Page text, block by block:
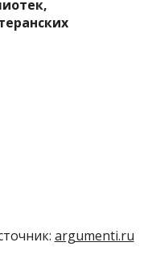
argumenti.ru